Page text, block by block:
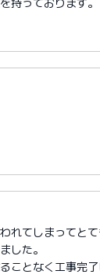
てしまってとて
した。
ことなく工事完